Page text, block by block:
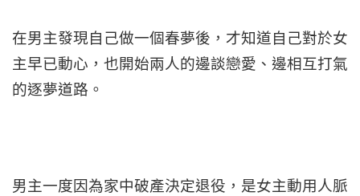
在男主發現自己做一個春夢後，才知道自己對於女
主早已動心，也開始兩人的邊談戀愛、邊相互打氣
的逐夢道路。
男主一度因為家中破產決定退役，是女主動用人脈